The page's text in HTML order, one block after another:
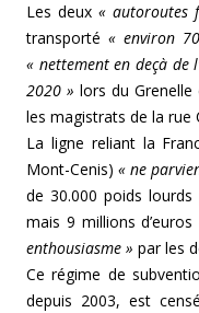
Les deux « autoroutes
transporté« environ
« nettement en deçà de
2020 » lors du Grenelle
les magistrats de la rue
La ligne reliant la
Mont-Cenis) « ne
de 30.000 poids
mais 9 millions
enthousiasme » par les
Ce régime de
depuis 2003, est